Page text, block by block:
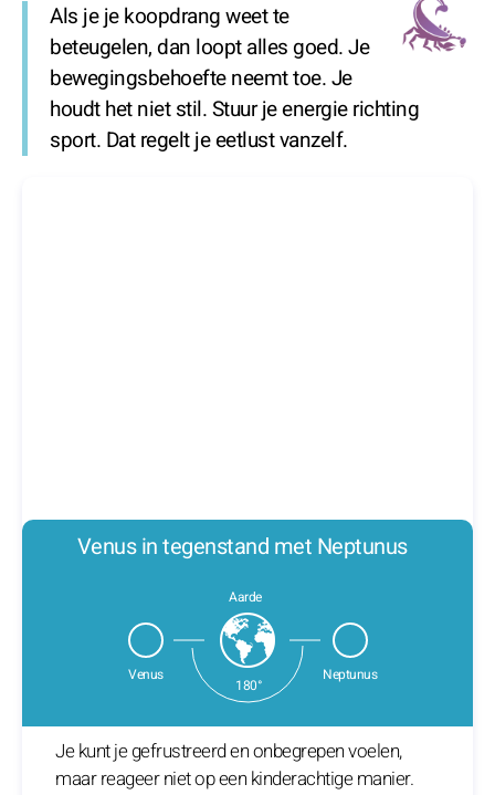
Als je je koopdrang weet te
beteugelen, dan loopt alles goed. Je
bewegingsbehoefte neemt toe. Je
houdt het niet stil. Stuur je energie richting
sport. Dat regelt je eetlust vanzelf.
Venus in tegenstand met Neptunus
Aarde
Venus Neptunus
180°
Je kunt je gefrustreerd en onbegrepen voelen,
maar reageer niet op een kinderachtige manier.